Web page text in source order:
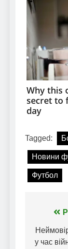
Tagged:
Новини
Футбол
у час